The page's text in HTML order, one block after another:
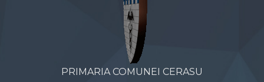
PRIMARIA COMUNEI CERASU